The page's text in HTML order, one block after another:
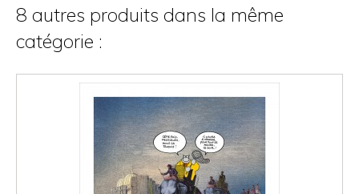
8 autres produits dans la même
catégorie :